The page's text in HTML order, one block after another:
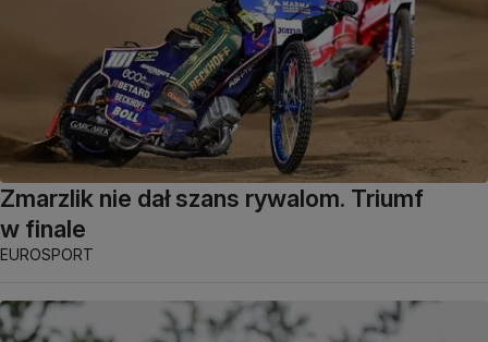
Zmarzlik nie dał szans rywalom. Triumf
w finale
EUROSPORT